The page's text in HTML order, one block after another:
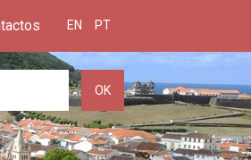
EN PT
OK